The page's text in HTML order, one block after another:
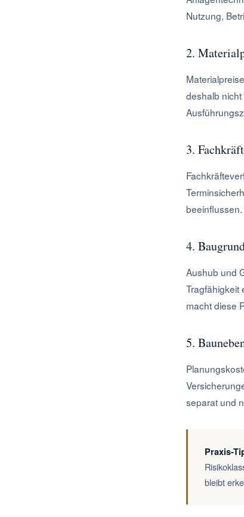
Nutzung,
2.
deshalb
3.
beeinflussen.
4.
Aushub und
Tragfähigkeit
macht diese
5.
separat und
Praxis-
bleibt